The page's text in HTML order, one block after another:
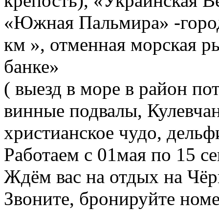
«Южная Пальмира» -
км », отменная морская
банке»
( выезд в море в район
винные подвалы,
христианское чудо,
Работаем с 01мая по 15
Ждём вас на отдых на
Звоните, бронируйте